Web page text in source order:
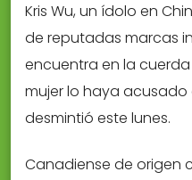
Kris Wu, un ídolo en
de reputadas marcas
encuentra en la
mujer lo haya
desmintió este lunes.
Canadiense de origen